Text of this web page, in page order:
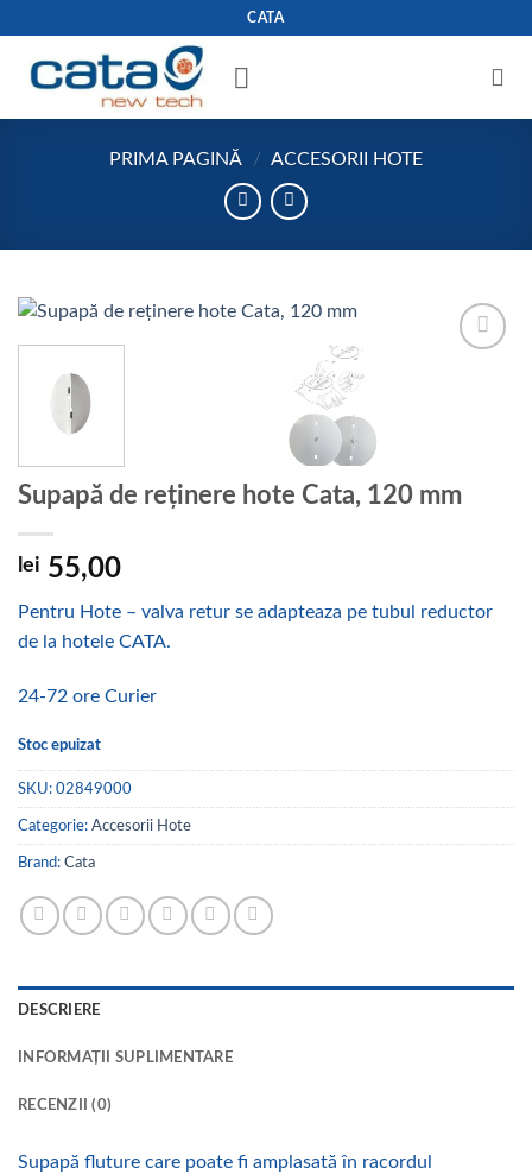
content
CATA
PRIMA PAGINĂ / ACCESORII HOTE
Supapă de reținere hote Cata, 120 mm
lei 55,00
Pentru Hote – valva retur se adapteaza pe tubul reductor
de la hotele CATA.
24-72 ore Curier
Stoc epuizat
SKU: 02849000
Categorie: Accesorii Hote
Brand: Cata
DESCRIERE
INFORMAȚII SUPLIMENTARE
RECENZII (0)
Supapă fluture care poate fi amplasată în racordul